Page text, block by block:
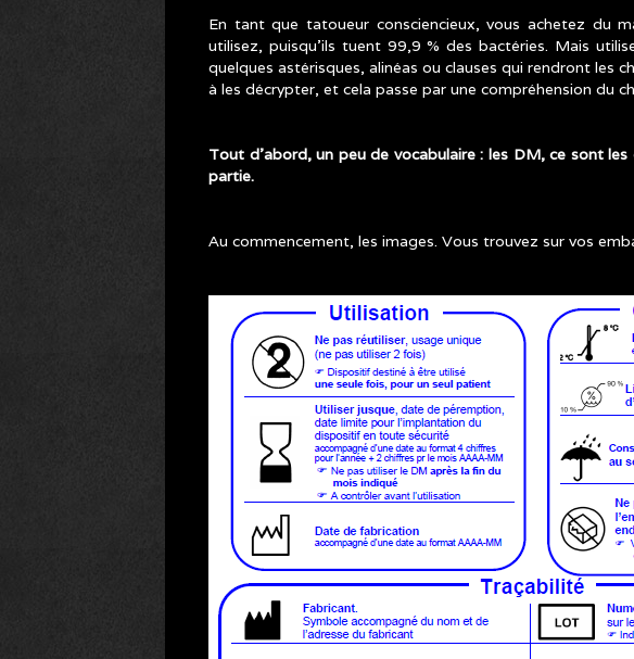
En tant que tatoueur consciencieux, vous achetez du
utilisez, puisqu’ils tuent 99,9 % des bactéries. Mais
quelques astérisques, alinéas ou clauses qui rendront les
à les décrypter, et cela passe par une compréhension du
Tout d’abord, un peu de vocabulaire : les DM, ce sont
partie.
Au commencement, les images. Vous trouvez sur vos